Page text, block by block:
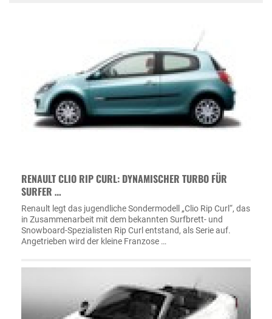
RENAULT CLIO RIP CURL: DYNAMISCHER TURBO FÜR
SURFER …
Renault legt das jugendliche Sondermodell „Clio Rip Curl“, das
in Zusammenarbeit mit dem bekannten Surfbrett- und
Snowboard-Spezialisten Rip Curl entstand, als Serie auf.
Angetrieben wird der kleine Franzose …